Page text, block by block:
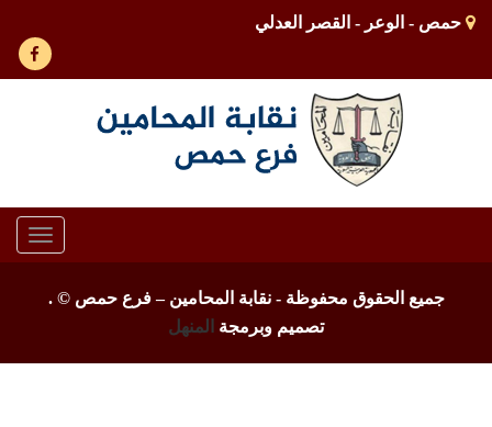
حمص - الوعر - القصر العدلي
جميع الحقوق محفوظة - نقابة المحامين – فرع حمص ©.
تصميم وبرمجة
المنهل